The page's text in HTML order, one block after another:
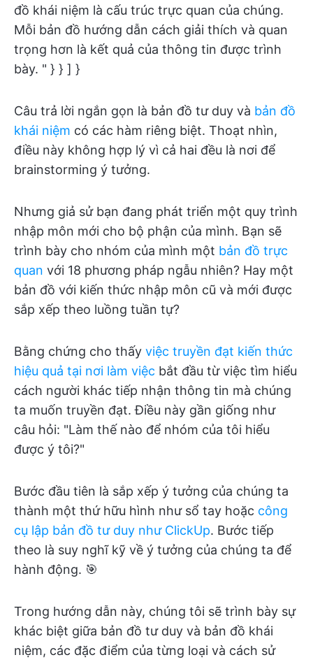
đồ khái niệm là cấu trúc trực quan của chúng.
Mỗi bản đồ hướng dẫn cách giải thích và quan
trọng hơn là kết quả của thông tin được trình
bày. " } } ] }
Câu trả lời ngắn gọn là bản đồ tư duy và bản đồ
khái niệm có các hàm riêng biệt. Thoạt nhìn,
điều này không hợp lý vì cả hai đều là nơi để
brainstorming ý tưởng.
Nhưng giả sử bạn đang phát triển một quy trình
nhập môn mới cho bộ phận của mình. Bạn sẽ
trình bày cho nhóm của mình một bản đồ trực
quan với 18 phương pháp ngẫu nhiên? Hay một
bản đồ với kiến thức nhập môn cũ và mới được
sắp xếp theo luồng tuần tự?
Bằng chứng cho thấy việc truyền đạt kiến thức
hiệu quả tại nơi làm việc bắt đầu từ việc tìm hiểu
cách người khác tiếp nhận thông tin mà chúng
ta muốn truyền đạt. Điều này gần giống như
câu hỏi: "Làm thế nào để nhóm của tôi hiểu
được ý tôi?"
Bước đầu tiên là sắp xếp ý tưởng của chúng ta
thành một thứ hữu hình như sổ tay hoặc công
cụ lập bản đồ tư duy như ClickUp. Bước tiếp
theo là suy nghĩ kỹ về ý tưởng của chúng ta để
hành động. 🎯
Trong hướng dẫn này, chúng tôi sẽ trình bày sự
khác biệt giữa bản đồ tư duy và bản đồ khái
niệm, các đặc điểm của từng loại và cách sử